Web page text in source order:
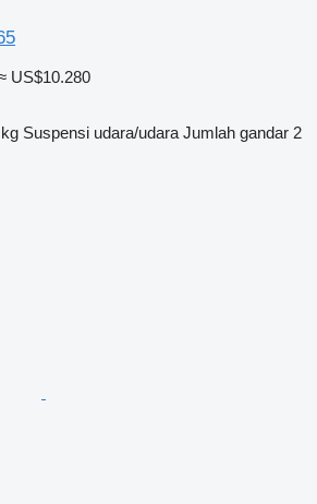
US$10.280
Suspensi udara/udara Jumlah gandar 2